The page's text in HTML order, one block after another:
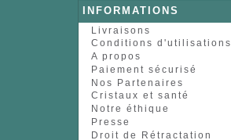
INFORMATIONS
Livraisons
Conditions d'utilisations
A propos
Paiement sécurisé
Nos Partenaires
Cristaux et santé
Notre éthique
Presse
Droit de Rétractation